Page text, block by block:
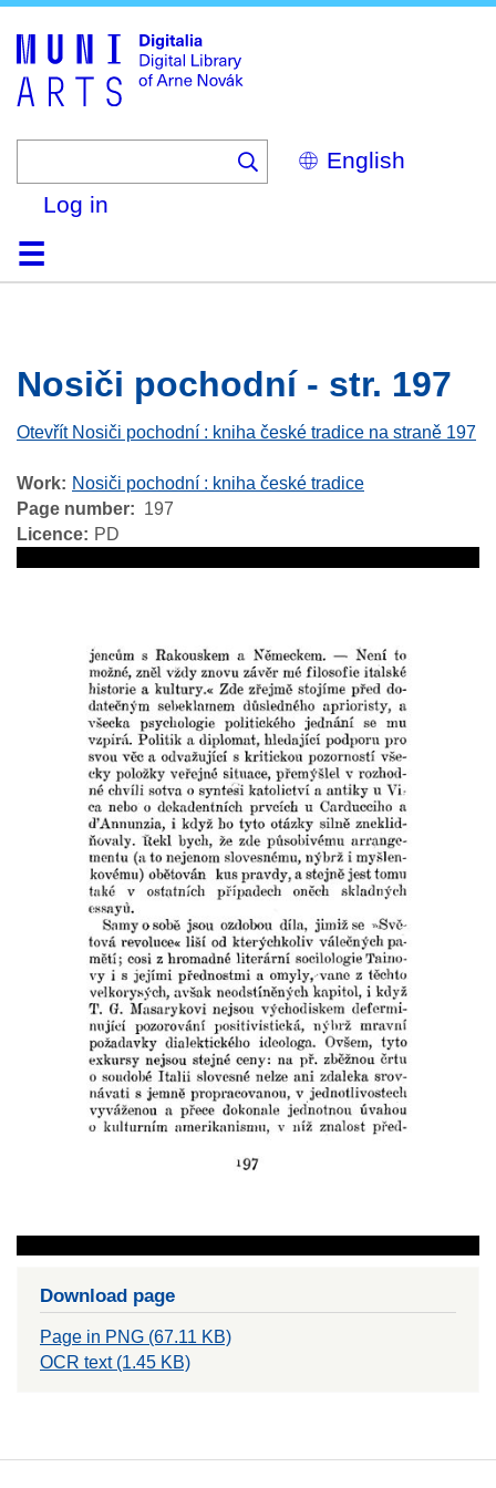
Select
your
Log in
HomeBrowse
Search
About
HelpContactDigitalia
Nosiči pochodní - str. 197
Otevřít Nosiči pochodní : kniha české tradice na straně 197
Work
Nosiči pochodní : kniha české tradice
Page number
197
Licence
PD
Download page
Page in PNG (67.11 KB)
OCR text (1.45 KB)